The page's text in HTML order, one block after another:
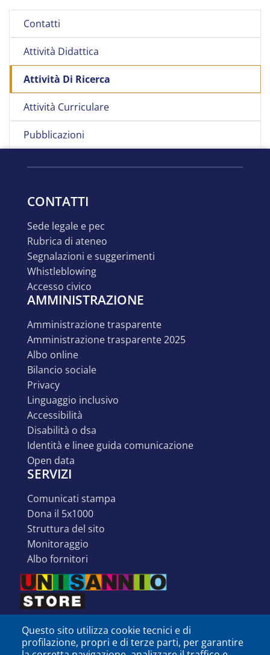
Contatti
Attività Didattica
Attività Di Ricerca
Attività Curriculare
Pubblicazioni
CONTATTI
sede legale e pec
rubrica di ateneo
segnalazioni e suggerimenti
whistleblowing
accesso civico
AMMINISTRAZIONE
amministrazione trasparente
amministrazione trasparente 2025
albo online
bilancio sociale
privacy
linguaggio inclusivo
accessibilità
disabilità o dsa
identità e linee guida comunicazione
open data
SERVIZI
comunicati stampa
dona il 5x1000
struttura del sito
monitoraggio
albo fornitori
Questo sito utilizza cookie tecnici e di
profilazione, propri e di terze parti, per garantire